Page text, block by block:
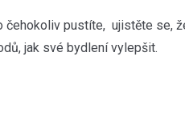
čehokoliv pustíte, ujistěte se,
jak své bydlení vylepšit.